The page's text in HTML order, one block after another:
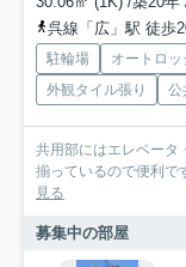
呉線「広」駅 徒歩
駐輪場 オートロッ
外観タイル張り
公
共用部にはエレベータ
揃っているので便利で
見る
募集中の部屋